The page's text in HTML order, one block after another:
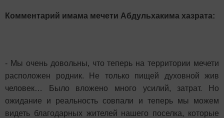
Комментарий имама мечети Абдульхакима хазрата:
- Мы очень довольны, что теперь на территории мечети
расположен родник. Не только пищей духовной жив
человек…
Было вложено много усилий, затрат. Но
ожидание и реальность совпали и теперь мы можем
видеть благодарных жителей нашего поселка, которые